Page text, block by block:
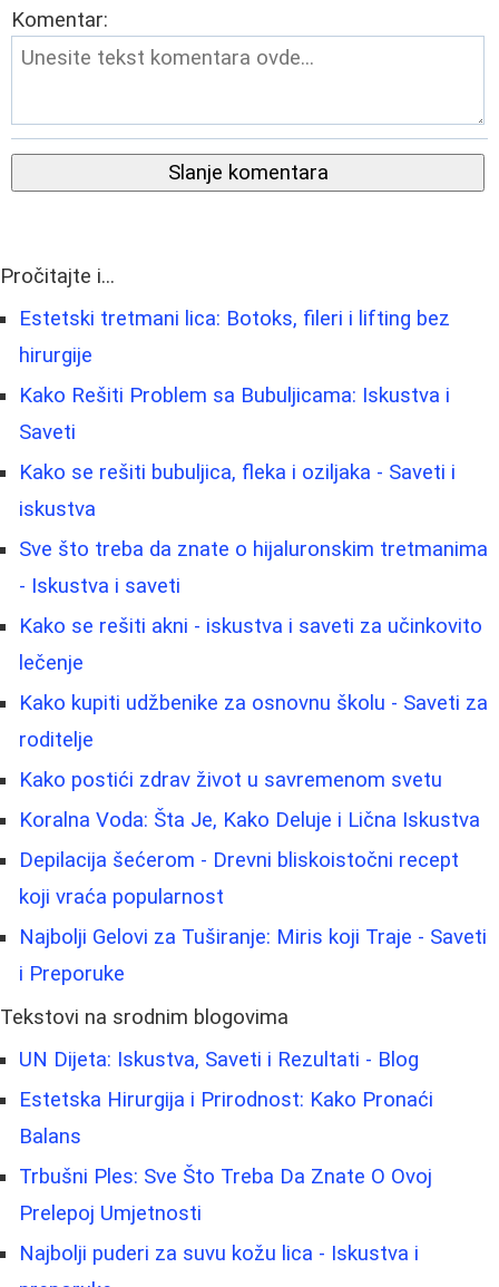
Komentar:
Slanje komentara
Pročitajte i...
Estetski tretmani lica: Botoks, fileri i lifting bez
hirurgije
Kako Rešiti Problem sa Bubuljicama: Iskustva i
Saveti
Kako se rešiti bubuljica, fleka i oziljaka - Saveti i
iskustva
Sve što treba da znate o hijaluronskim tretmanima
- Iskustva i saveti
Kako se rešiti akni - iskustva i saveti za učinkovito
lečenje
Kako kupiti udžbenike za osnovnu školu - Saveti za
roditelje
Kako postići zdrav život u savremenom svetu
Koralna Voda: Šta Je, Kako Deluje i Lična Iskustva
Depilacija šećerom - Drevni bliskoistočni recept
koji vraća popularnost
Najbolji Gelovi za Tuširanje: Miris koji Traje - Saveti
i Preporuke
Tekstovi na srodnim blogovima
UN Dijeta: Iskustva, Saveti i Rezultati - Blog
Estetska Hirurgija i Prirodnost: Kako Pronaći
Balans
Trbušni Ples: Sve Što Treba Da Znate O Ovoj
Prelepoj Umjetnosti
Najbolji puderi za suvu kožu lica - Iskustva i